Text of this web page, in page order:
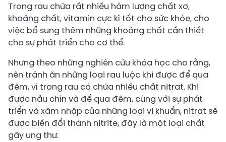
Trong rau chứa rất nhiều hàm lượng chất xơ,
khoáng chất, vitamin cực kì tốt cho sức khỏe, cho
việc bổ sung thêm những khoáng chất cần thiết
cho sự phát triển cho cơ thể.
Nhưng theo những nghiên cứu khóa học cho rằng,
nên tránh ăn những loại rau luộc khi được để qua
đêm, vì trong rau có chứa nhiều chất nitrat. Khi
được nấu chín và để qua đêm, cùng với sự phát
triển và xâm nhập của những loại vi khuẩn, nitrat sẽ
được biến đổi thành nitrite, đây là một loại chất
gây ung thư.